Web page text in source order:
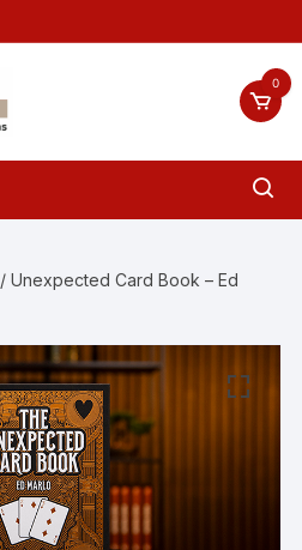
0
/ Unexpected Card Book – Ed